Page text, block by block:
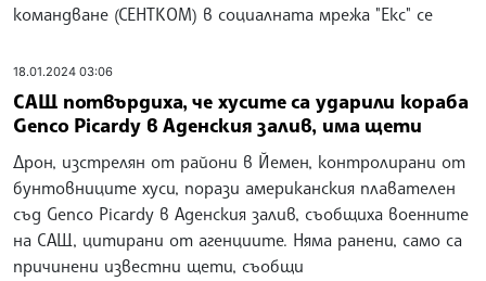
командване (СЕНТКОМ) в социалната мрежа "Екс" се
18.01.2024 03:06
САЩ потвърдиха, че хусите са ударили кораба
Genco Picardy в Аденския залив, има щети
Дрон, изстрелян от райони в Йемен, контролирани от
бунтовниците хуси, порази американския плавателен
съд Genco Picardy в Аденския залив, съобщиха военните
на САЩ, цитирани от агенциите. Няма ранени, само са
причинени известни щети, съобщи